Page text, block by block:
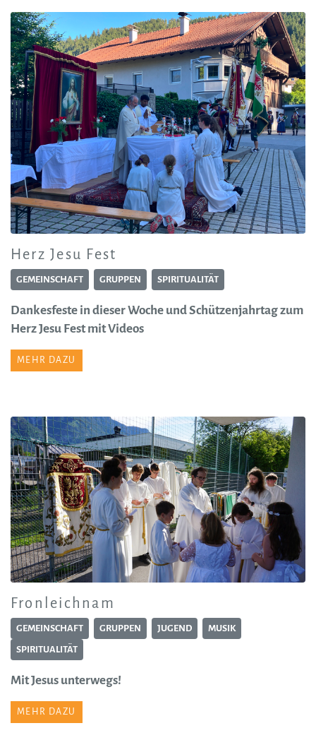
Herz Jesu Fest
GEMEINSCHAFT GRUPPEN SPIRITUALITÄT
Dankesfeste in dieser Woche und Schützenjahrtag zum
Herz Jesu Fest mit Videos
MEHR DAZU
Fronleichnam
GEMEINSCHAFT GRUPPEN JUGEND
MUSIK
SPIRITUALITÄT
Mit Jesus unterwegs!
MEHR DAZU